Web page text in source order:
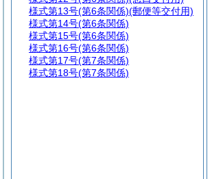
様式第13号(第6条関係)(郵便等交付用)
様式第14号(第6条関係)
様式第15号(第6条関係)
様式第16号(第6条関係)
様式第17号(第7条関係)
様式第18号(第7条関係)